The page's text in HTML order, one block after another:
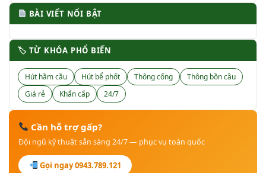
BÀI VIẾT NỔI BẬT
🏷 TỪ KHÓA PHỔ BIẾN
Hút hầm cầu Hút bể phốt Thông cống
Thông bồn cầu
Giá rẻ
Khẩn cấp 24/7
Cần hỗ trợ gấp?
Đội ngũ kỹ thuật sẵn sàng 24/7 — phục vụ toàn quốc
Gọi ngay 0943.789.121